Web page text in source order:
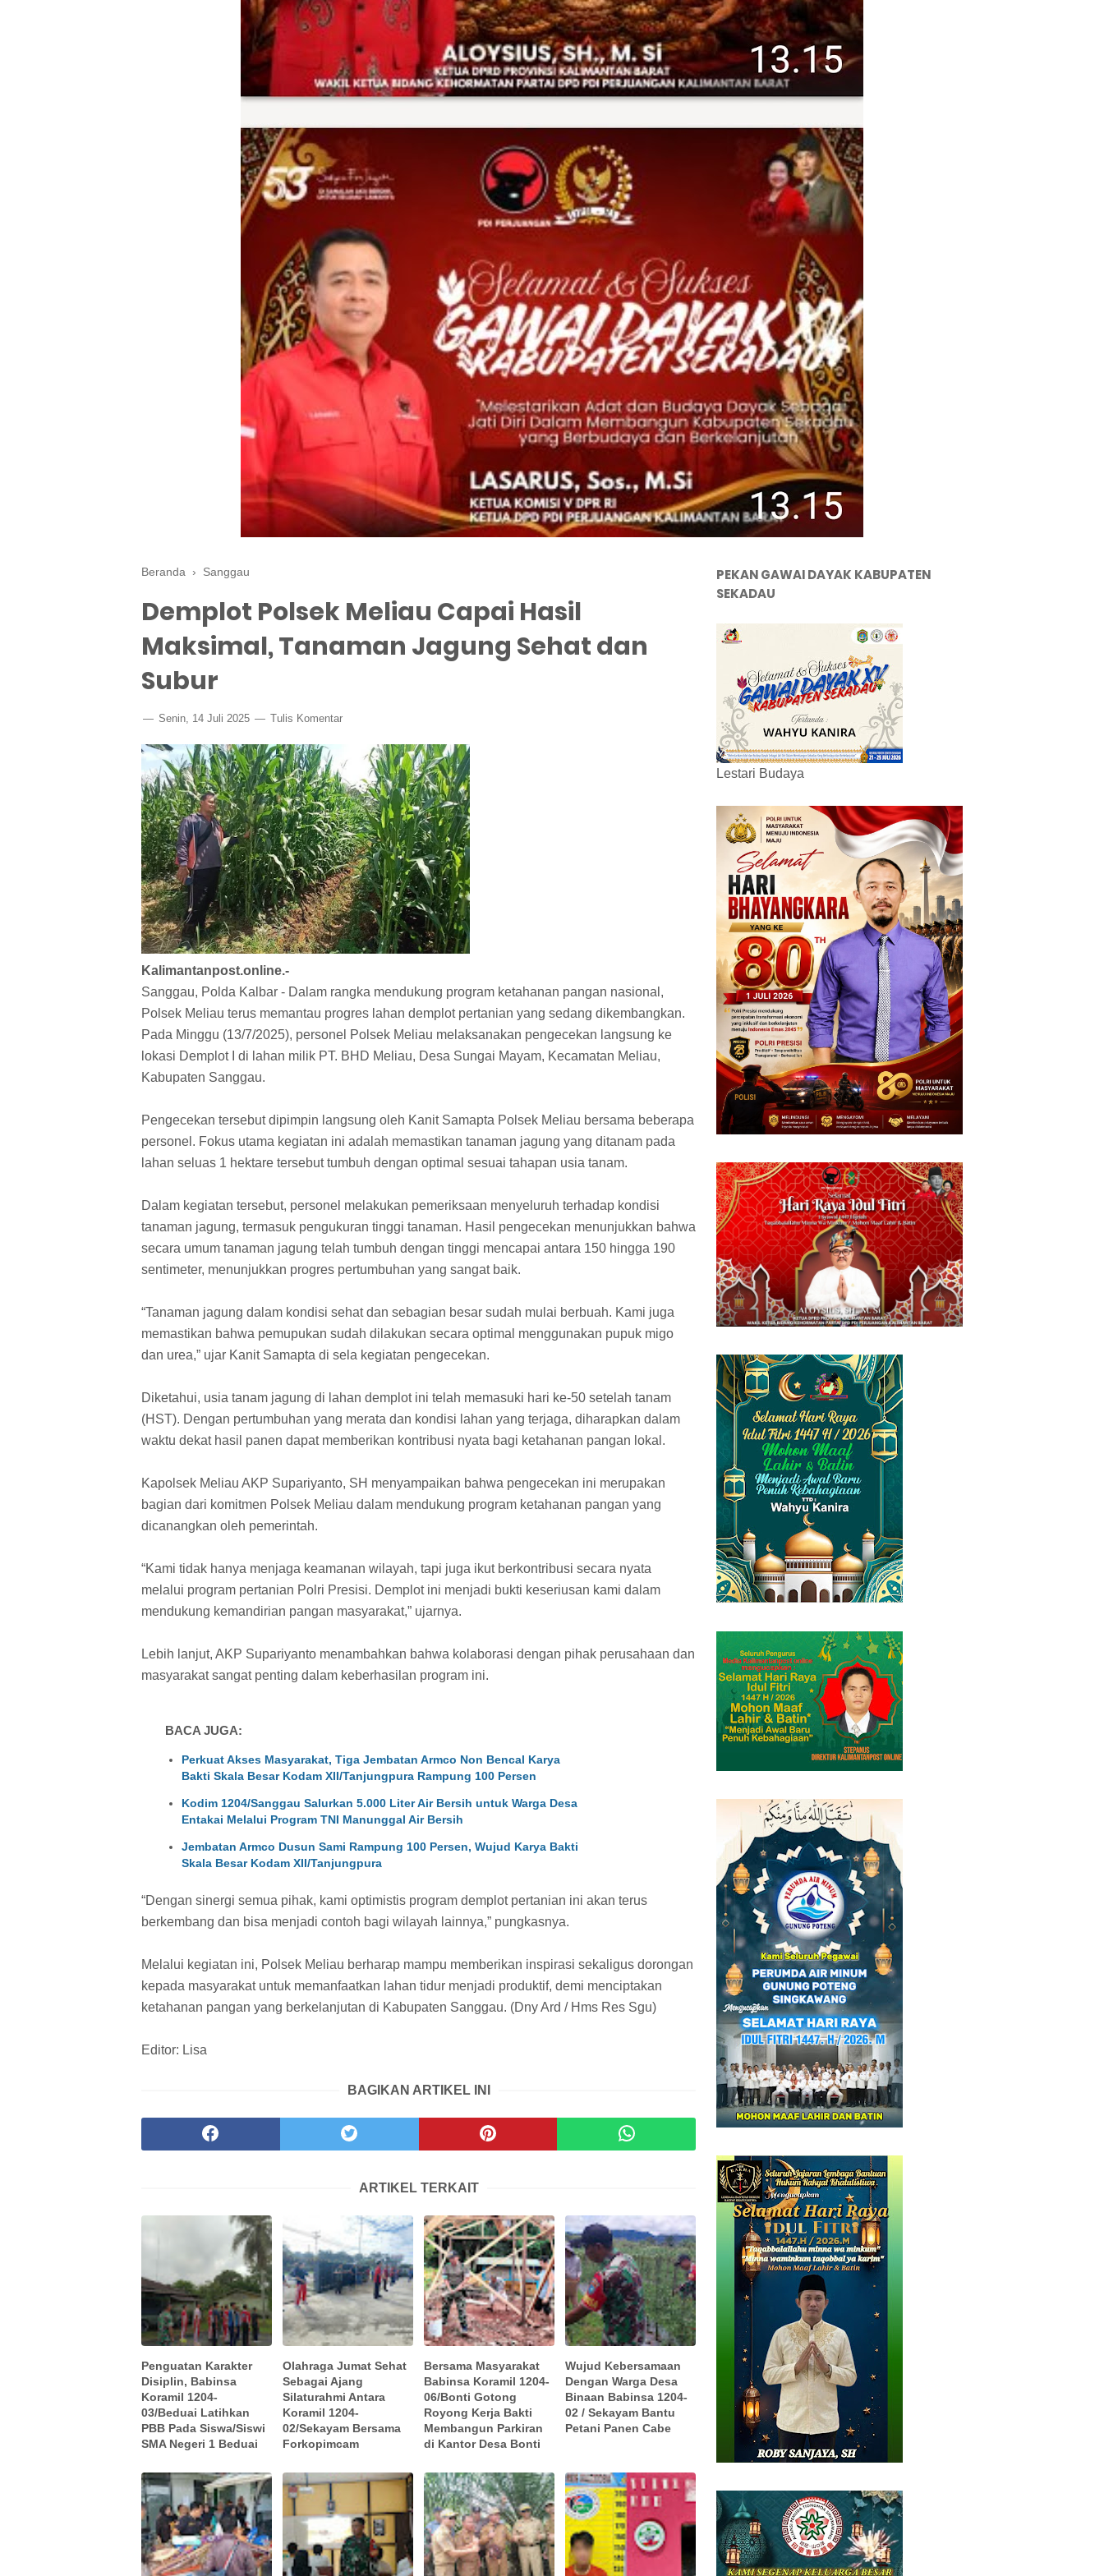
Beranda › Sanggau
Demplot Polsek Meliau Capai Hasil
Maksimal, Tanaman Jagung Sehat dan
Subur
Senin, 14 Juli 2025 Tulis Komentar
Kalimantanpost.online.-
Sanggau, Polda Kalbar - Dalam rangka mendukung program ketahanan pangan nasional,
Polsek Meliau terus memantau progres lahan demplot pertanian yang sedang dikembangkan.
Pada Minggu (13/7/2025), personel Polsek Meliau melaksanakan pengecekan langsung ke
lokasi Demplot I di lahan milik PT. BHD Meliau, Desa Sungai Mayam, Kecamatan Meliau,
Kabupaten Sanggau.
Pengecekan tersebut dipimpin langsung oleh Kanit Samapta Polsek Meliau bersama beberapa
personel. Fokus utama kegiatan ini adalah memastikan tanaman jagung yang ditanam pada
lahan seluas 1 hektare tersebut tumbuh dengan optimal sesuai tahapan usia tanam.
Dalam kegiatan tersebut, personel melakukan pemeriksaan menyeluruh terhadap kondisi
tanaman jagung, termasuk pengukuran tinggi tanaman. Hasil pengecekan menunjukkan bahwa
secara umum tanaman jagung telah tumbuh dengan tinggi mencapai antara 150 hingga 190
sentimeter, menunjukkan progres pertumbuhan yang sangat baik.
“Tanaman jagung dalam kondisi sehat dan sebagian besar sudah mulai berbuah. Kami juga
memastikan bahwa pemupukan sudah dilakukan secara optimal menggunakan pupuk migo
dan urea,” ujar Kanit Samapta di sela kegiatan pengecekan.
Diketahui, usia tanam jagung di lahan demplot ini telah memasuki hari ke-50 setelah tanam
(HST). Dengan pertumbuhan yang merata dan kondisi lahan yang terjaga, diharapkan dalam
waktu dekat hasil panen dapat memberikan kontribusi nyata bagi ketahanan pangan lokal.
Kapolsek Meliau AKP Supariyanto, SH menyampaikan bahwa pengecekan ini merupakan
bagian dari komitmen Polsek Meliau dalam mendukung program ketahanan pangan yang
dicanangkan oleh pemerintah.
“Kami tidak hanya menjaga keamanan wilayah, tapi juga ikut berkontribusi secara nyata
melalui program pertanian Polri Presisi. Demplot ini menjadi bukti keseriusan kami dalam
mendukung kemandirian pangan masyarakat,” ujarnya.
Lebih lanjut, AKP Supariyanto menambahkan bahwa kolaborasi dengan pihak perusahaan dan
masyarakat sangat penting dalam keberhasilan program ini.
BACA JUGA:
Perkuat Akses Masyarakat, Tiga Jembatan Armco Non Bencal Karya
Bakti Skala Besar Kodam XII/Tanjungpura Rampung 100 Persen
Kodim 1204/Sanggau Salurkan 5.000 Liter Air Bersih untuk Warga Desa
Entakai Melalui Program TNI Manunggal Air Bersih
Jembatan Armco Dusun Sami Rampung 100 Persen, Wujud Karya Bakti
Skala Besar Kodam XII/Tanjungpura
“Dengan sinergi semua pihak, kami optimistis program demplot pertanian ini akan terus
berkembang dan bisa menjadi contoh bagi wilayah lainnya,” pungkasnya.
Melalui kegiatan ini, Polsek Meliau berharap mampu memberikan inspirasi sekaligus dorongan
kepada masyarakat untuk memanfaatkan lahan tidur menjadi produktif, demi menciptakan
ketahanan pangan yang berkelanjutan di Kabupaten Sanggau. (Dny Ard / Hms Res Sgu)
Editor: Lisa
BAGIKAN ARTIKEL INI
ARTIKEL TERKAIT
Penguatan Karakter
Disiplin, Babinsa
Koramil 1204-
03/Beduai Latihkan
PBB Pada Siswa/Siswi
SMA Negeri 1 Beduai
Olahraga Jumat Sehat
Sebagai Ajang
Silaturahmi Antara
Koramil 1204-
02/Sekayam Bersama
Forkopimcam
Bersama Masyarakat
Babinsa Koramil 1204-
06/Bonti Gotong
Royong Kerja Bakti
Membangun Parkiran
di Kantor Desa Bonti
Wujud Kebersamaan
Dengan Warga Desa
Binaan Babinsa 1204-
02 / Sekayam Bantu
Petani Panen Cabe
PEKAN GAWAI DAYAK KABUPATEN
SEKADAU
Lestari Budaya